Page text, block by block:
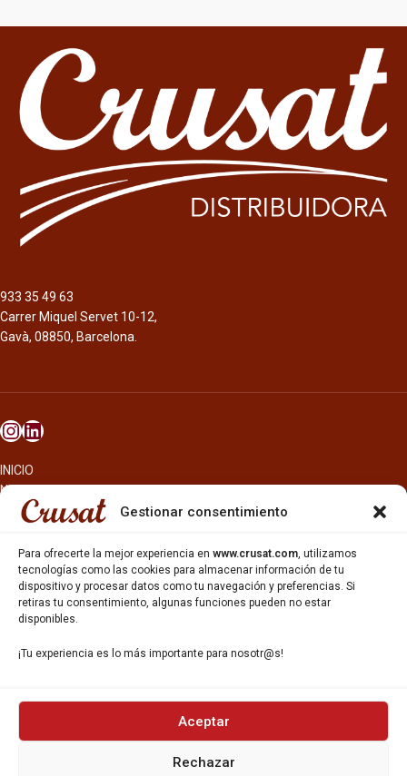
Gestionar consentimiento
Para ofrecerte la mejor experiencia en www.crusat.com, utilizamos
tecnologías como las cookies para almacenar información de tu
dispositivo y procesar datos como tu navegación y preferencias. Si
retiras tu consentimiento, algunas funciones pueden no estar
disponibles.
¡Tu experiencia es lo más importante para nosotr@s!
Aceptar
Rechazar
933 35 49 63
Carrer Miquel Servet 10-12,
Gavà, 08850, Barcelona.
INICIO
NOSOTROS
CERVEZAS
OTROS PRODUCTOS
REPARTO EN BARCELONA
HOSTELERÍA Y PEQUEÑA ALIMENTACIÓN
CARTAS DE CERVEZAS Y VINO
CATAS Y FORMACIONES
SERVICIO TÉCNICO
GESTIÓN DE